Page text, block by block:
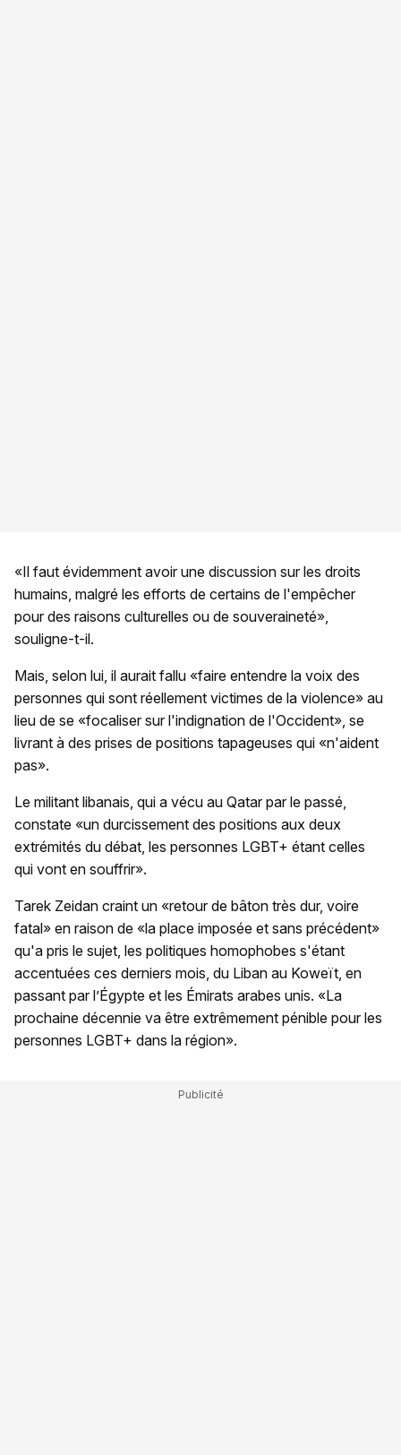
«Il faut évidemment avoir une discussion sur les droits
humains, malgré les efforts de certains de l'empêcher
pour des raisons culturelles ou de souveraineté»,
souligne-t-il.
Mais, selon lui, il aurait fallu «faire entendre la voix des
personnes qui sont réellement victimes de la violence» au
lieu de se «focaliser sur l'indignation de l'Occident», se
livrant à des prises de positions tapageuses qui «n'aident
pas».
Le militant libanais, qui a vécu au Qatar par le passé,
constate «un durcissement des positions aux deux
extrémités du débat, les personnes LGBT+ étant celles
qui vont en souffrir».
Tarek Zeidan craint un «retour de bâton très dur, voire
fatal» en raison de «la place imposée et sans précédent»
qu'a pris le sujet, les politiques homophobes s'étant
accentuées ces derniers mois, du Liban au Koweït, en
passant par l’Égypte et les Émirats arabes unis. «La
prochaine décennie va être extrêmement pénible pour les
personnes LGBT+ dans la région».